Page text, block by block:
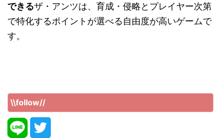
できるザ・アンツは、育成・侵略とプレイヤー次第
で特化するポイントが選べる自由度が高いゲームで
す。
\\follow//